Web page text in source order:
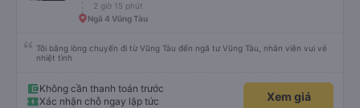
2 giờ 15 phút
Ngã 4 Vũng Tàu
Tôi bằng lòng chuyến đi từ Vũng Tàu đến ngã tư Vũng Tàu, nhân viên vui vẻ
nhiệt tình
Không cần thanh toán trước
Xác nhận chỗ ngay lập tức
Xem giá